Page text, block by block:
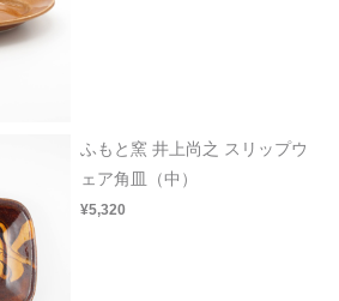
ふもと窯 井上尚之 スリップウ
ェア角皿（中）
¥5,320